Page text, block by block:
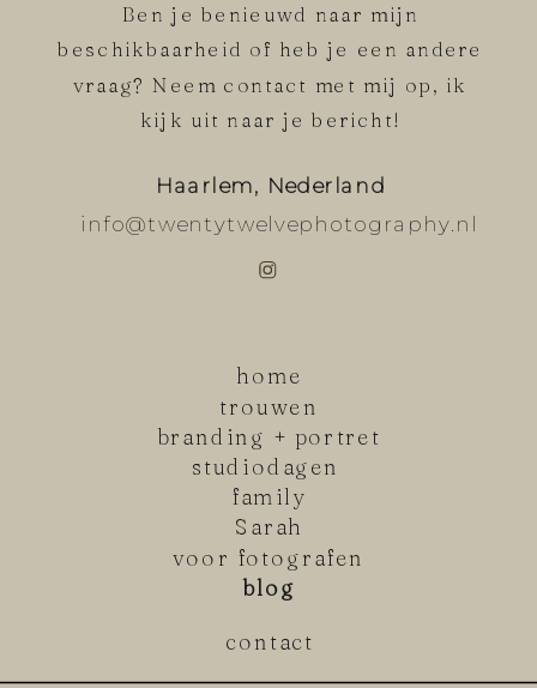
info@twentytwelvephotography.nl
Ben je benieuwd naar mijn
beschikbaarheid of heb je een andere
vraag? Neem contact met mij op, ik
kijk uit naar je bericht!
Haarlem, Nederland
home
trouwen
branding + portret
studiodagen
family
Sarah
blog
contact
voor fotografen